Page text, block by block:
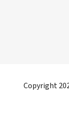
Copyright